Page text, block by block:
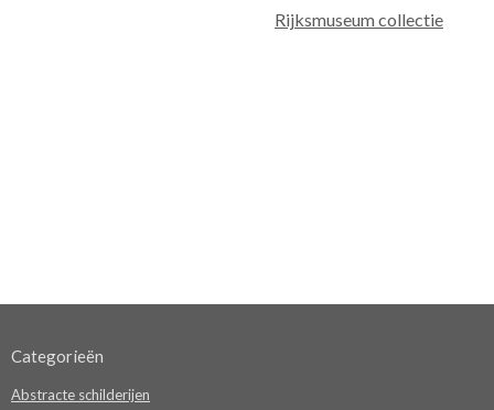
Rijksmuseum collectie
Categorieën
Abstracte schilderijen